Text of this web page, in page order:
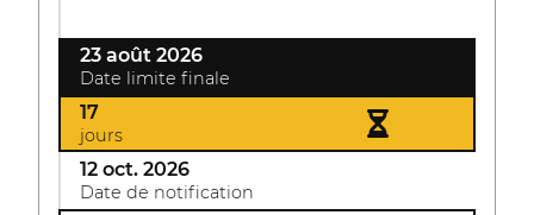
23 août 2026
Date limite finale
17
jours
12 oct. 2026
Date de notification